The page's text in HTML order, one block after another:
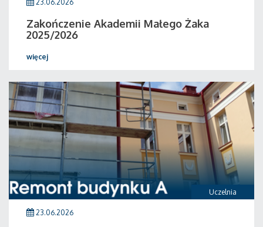
23.06.2026
Zakończenie Akademii Małego Żaka
2025/2026
więcej
Uczelnia
23.06.2026